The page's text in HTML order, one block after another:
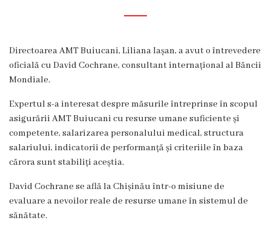
de
Secția
Medicină
de
Familie
Centrul
Sănătății
Directoarea AMT Buiucani, Liliana Iașan, a avut o întrevedere
oficială cu David Cochrane, consultant internațional al Băncii
Mondiale.
Expertul s-a interesat despre măsurile întreprinse în scopul
asigurării AMT Buiucani cu resurse umane suficiente și
competente, salarizarea personalului medical, structura
salariului, indicatorii de performanță și criteriile în baza
cărora sunt stabiliți aceștia.
David Cochrane se află la Chișinău într-o misiune de
evaluare a nevoilor reale de resurse umane în sistemul de
sănătate.